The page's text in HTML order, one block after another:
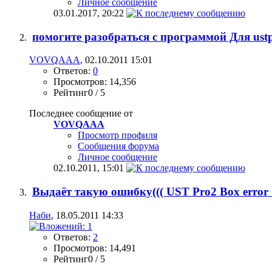
Личное сообщение
03.01.2017, 20:22
помогите разобраться с программой Для
VOVQAAA, 02.10.2011 15:01
Ответов: 0
Просмотров: 14,356
Рейтинг0 / 5
Последнее сообщение от
VOVQAAA
Просмотр профиля
Сообщения форума
Личное сообщение
02.10.2011, 15:01
Выдаёт такую ошибку((( UST Pro2 Box error
Наби, 18.05.2011 14:33
Ответов: 2
Просмотров: 14,491
Рейтинг0 / 5